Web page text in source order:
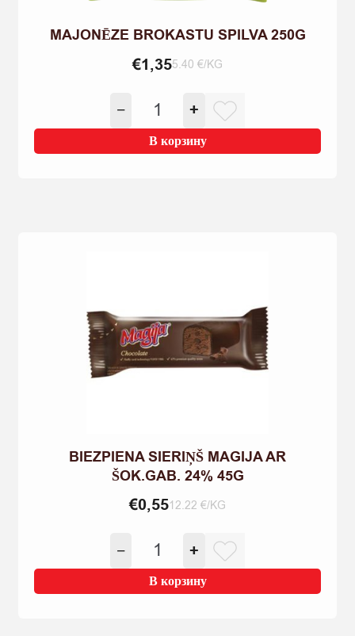
MAJONĒZE BROKASTU SPILVA 250G
€1,355.40 €/KG
−
Количество
товара
MAJONĒZE
BROKASTU
+
В корзину
BIEZPIENA SIERIŅŠ MAGIJA AR
ŠOK.GAB. 24% 45G
€0,5512.22 €/KG
−
Количество
товара
BIEZPIENA
SIERIŅŠ
+
В корзину